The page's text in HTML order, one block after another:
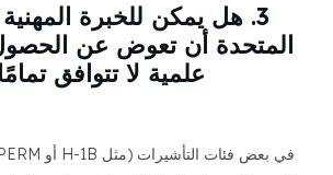
3. هل يمكن للخبرة
المتحدة أن تعوض عن
علمية لا تتوافق